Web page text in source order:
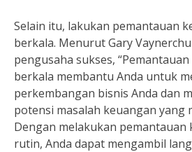
Selain itu, lakukan pemantauan
berkala. Menurut Gary
pengusaha sukses,
berkala membantu Anda untuk
perkembangan bisnis Anda dan
potensi masalah keuangan yang
Dengan melakukan pemantauan
rutin, Anda dapat mengambil